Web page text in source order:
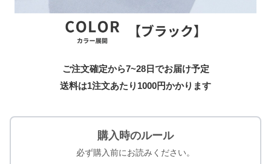
ご注文確定から7~28日でお届け予定
送料は1注文あたり 1000円かかります
購入時のルール
必ず購入前にお読みください。